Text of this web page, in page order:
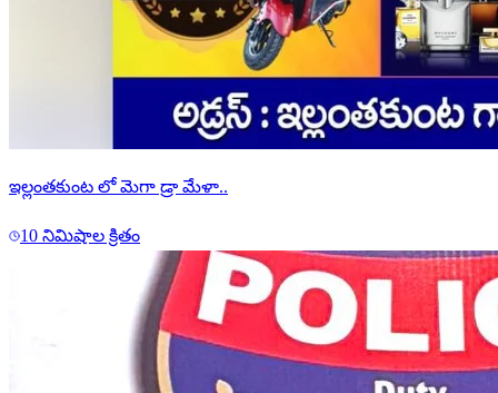
ఇల్లంతకుంట లో మెగా డ్రా మేళా..
10 నిమిషాల క్రితం